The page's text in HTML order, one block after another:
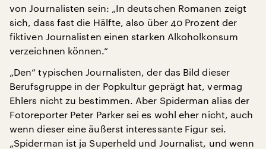
von Journalisten sein: „In deutschen Romanen zeigt
sich, dass fast die Hälfte, also über 40 Prozent der
fiktiven Journalisten einen starken Alkoholkonsum
verzeichnen können.“
„Den“ typischen Journalisten, der das Bild dieser
Berufsgruppe in der Popkultur geprägt hat, vermag
Ehlers nicht zu bestimmen. Aber Spiderman alias der
Fotoreporter Peter Parker sei es wohl eher nicht, auch
wenn dieser eine äußerst interessante Figur sei.
„Spiderman ist ja Superheld und Journalist, und wenn